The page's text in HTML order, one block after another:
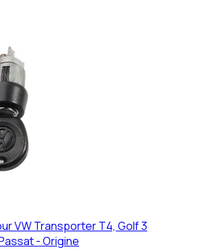
VW Transporter T4, Golf 3
- Origine